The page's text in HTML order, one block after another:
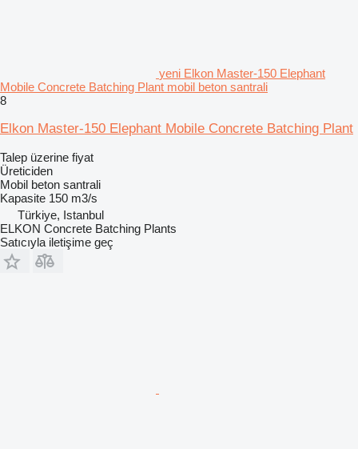
yeni Elkon Master-150 Elephant
Mobile Concrete Batching Plant mobil beton santrali
8
Elkon Master-150 Elephant Mobile Concrete Batching Plant
Talep üzerine fiyat
Üreticiden
Mobil beton santrali
Kapasite 150 m3/s
Türkiye, Istanbul
ELKON Concrete Batching Plants
Satıcıyla iletişime geç